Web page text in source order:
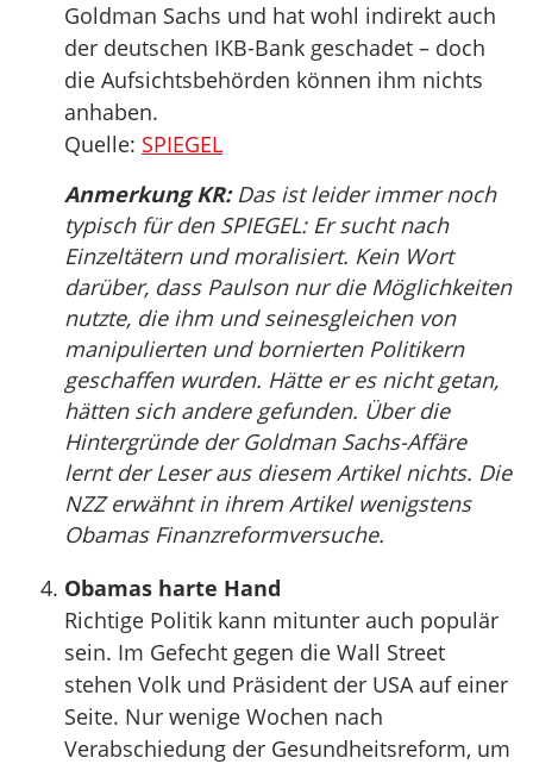
Goldman Sachs und hat wohl indirekt auch
der deutschen IKB-Bank geschadet – doch
die Aufsichtsbehörden können ihm nichts
anhaben.
Quelle: SPIEGEL
Anmerkung KR:Das ist leider immer noch
typisch für den SPIEGEL: Er sucht nach
Einzeltätern und moralisiert. Kein Wort
darüber, dass Paulson nur die Möglichkeiten
nutzte, die ihm und seinesgleichen von
manipulierten und bornierten Politikern
geschaffen wurden. Hätte er es nicht getan,
hätten sich andere gefunden. Über die
Hintergründe der Goldman Sachs-Affäre
lernt der Leser aus diesem Artikel nichts. Die
NZZ erwähnt in ihrem Artikel wenigstens
Obamas Finanzreformversuche.
Obamas harte Hand
Richtige Politik kann mitunter auch populär
sein. Im Gefecht gegen die Wall Street
stehen Volk und Präsident der USA auf einer
Seite. Nur wenige Wochen nach
Verabschiedung der Gesundheitsreform, um